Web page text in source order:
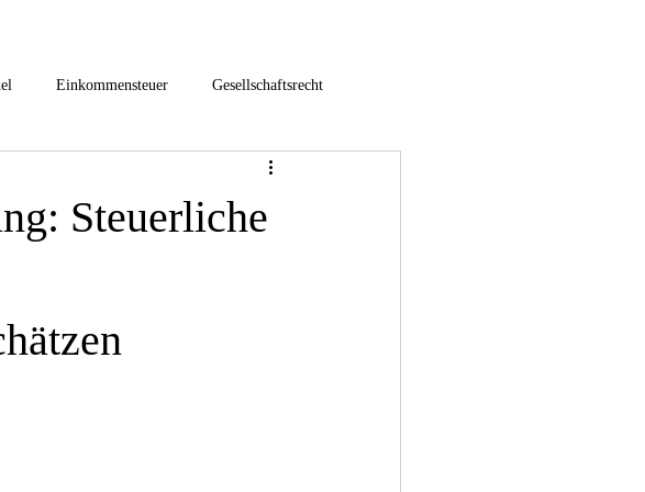
Einkommensteuer Gesellschaftsrecht
Digitslisierung
Steuerliche